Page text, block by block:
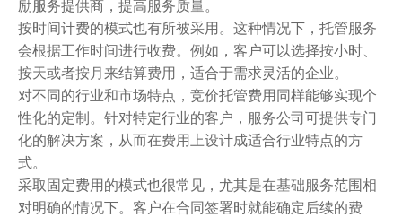
励服务提供商，提高服务质量。
按时间计费的模式也有所被采用。这种情况下，托管服务
会根据工作时间进行收费。例如，客户可以选择按小时、
按天或者按月来结算费用，适合于需求灵活的企业。
对不同的行业和市场特点， 竞价托管费用同样能够实现个
性化的定制。针对特定行业的客户，服务公司可提供专门
化的解决方案，从而在费用上设计成适合行业特点的方
式。
采取固定费用的模式也很常见，尤其是在基础服务范围相
对明确的情况下。客户在合同签署时就能确定后续的费